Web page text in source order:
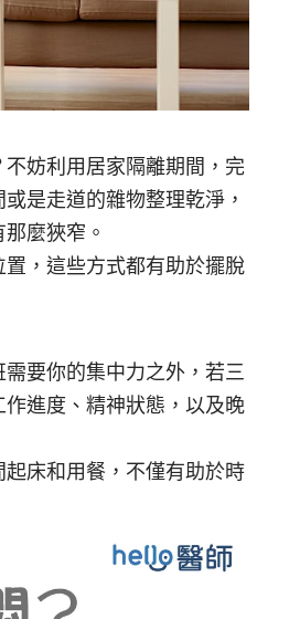
妨利用居家隔離期間，完
是走道的雜物整理乾淨，
麼狹窄。
，這些方式都有助於擺脫
要你的集中力之外，若三
進度、精神狀態，以及晚
床和用餐，不僅有助於時